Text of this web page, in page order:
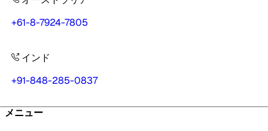
+61-8-7924-7805
インド
+91-848-285-0837
メニュー